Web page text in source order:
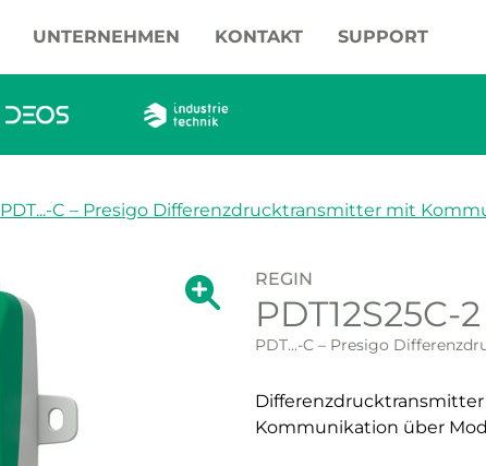
UNTERNEHMEN KONTAKT SUPPORT
PDT...-C – Presigo Differenzdrucktransmitter mit
Zeige große Version des Bildes.
Zeige große
REGIN
PDT12S25C-2
PDT...-C – Presigo
Kommunikation über